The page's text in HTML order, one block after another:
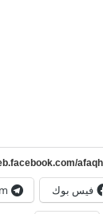
فيس بوك